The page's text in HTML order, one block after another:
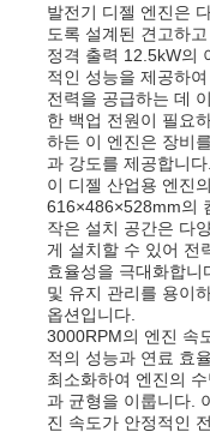
발전기 디젤 엔진은
도록 설계된 견고하
정격 출력 12.5kW의
적인 성능을 제공하
전력을 공급하는 데
한 백업 전원이 필요
하든 이 엔진은 장비
과 강도를 제공합니다.
이 디젤 산업용 엔진
616×486×528mm의
작은 설치 공간은 다
게 설치할 수 있어 전
효율성을 극대화합니
및 유지 관리를 용이
옵션입니다.
3000RPM의 엔진 속
적의 성능과 연료 효
최소화하여 엔진의
과 균형을 이룹니다.
진 속도가 안정적인